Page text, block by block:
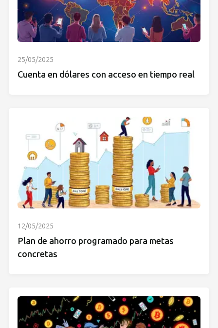
25/05/2025
Cuenta en dólares con acceso en tiempo real
12/05/2025
Plan de ahorro programado para metas
concretas